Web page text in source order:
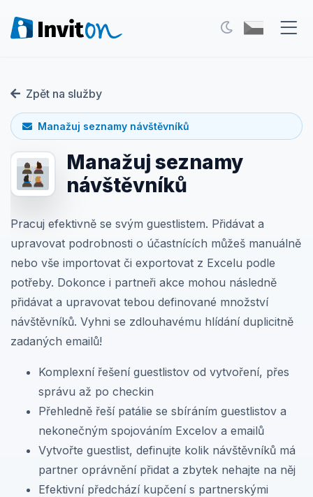
Naše služby
Blog
Akce
FAQ
Kontakt
Přepnout na tmavý režim
Přihlášení
Zpět na služby
Manažuj seznamy návštěvníků
Manažuj seznamy
návštěvníků
Pracuj efektivně se svým guestlistem. Přidávat a
upravovat podrobnosti o účastnících můžeš manuálně
nebo vše importovat či exportovat z Excelu podle
potřeby. Dokonce i partneři akce mohou následně
přidávat a upravovat tebou definované množství
návštěvníků. Vyhni se zdlouhavému hlídání duplicitně
zadaných emailů!
Komplexní řešení guestlistov od vytvoření, přes
správu až po checkin
Přehledně řeší patálie se sbíráním guestlistov a
nekonečným spojováním Excelov a emailů
Vytvořte guestlist, definujte kolik návštěvníků má
partner oprávnění přidat a zbytek nehajte na něj
Efektivní předchází kupčení s partnerskými